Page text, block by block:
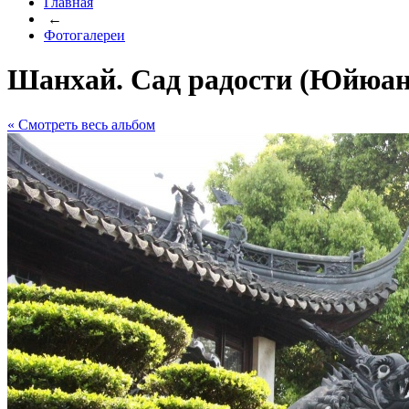
←
Фотогалереи
Шанхай. Сад радости
« Cмотреть весь альбом